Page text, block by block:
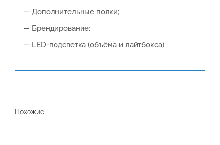
— Дополнительные полки;
— Брендирование;
— LED-подсветка (объёма и лайтбокса).
Похожие